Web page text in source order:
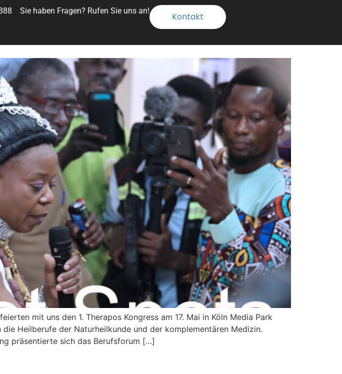
Sie haben Fragen? Rufen Sie uns an!
Kontakt
mit uns den 1. Therapos Kongress am 17. Mai in Köln Media Park
Heilberufe der Naturheilkunde und der komplementären Medizin.
präsentierte sich das Berufsforum […]